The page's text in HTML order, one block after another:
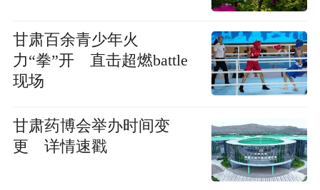
甘肃百余青少年火
力“拳”开 直击超燃battle
现场
甘肃药博会举办时间变
更 详情速戳